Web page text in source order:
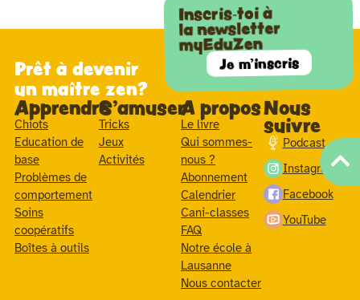
Prêt à devenir
un maître zen?
Inscris-toi à
la newsletter
myEduZen
Je m'inscris
Apprendre
Chiots
Education de
base
Problèmes de
comportement
Soins
coopératifs
Boîtes à outils
S'amuser
Tricks
Jeux
Activités
A propos
Le livre
Qui sommes-
nous ?
Abonnement
Calendrier
Cani-classes
FAQ
Notre école à
Lausanne
Nous contacter
Nous
suivre
Podcast
Instagram
Facebook
YouTube